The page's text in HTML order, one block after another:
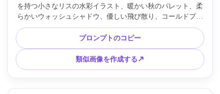
を持つ小さなリスの水彩イラスト、暖かい秋のパレット、柔
らかいウォッシュシャドウ、優しい飛び散り、コールドプレ
ス紙の質感、魅力的なストーリーブックスタイル、かすかな
葉の形をしたシンプルな背景、85mmレンズ、浅い被写界深
度、柔らかい映画のような照明 --ar 4:5
プロンプトのコピー
類似画像を作成する↗